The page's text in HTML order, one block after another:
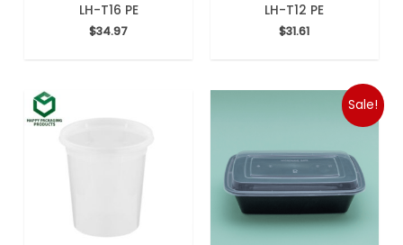
LH-T16 PE
$34.97
LH-T12 PE
$31.61
Sale!